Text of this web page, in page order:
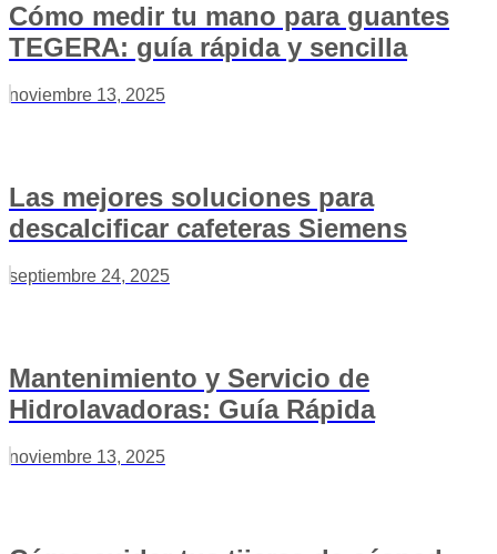
Cómo medir tu mano para guantes
TEGERA: guía rápida y sencilla
noviembre 13, 2025
Las mejores soluciones para
descalcificar cafeteras Siemens
septiembre 24, 2025
Mantenimiento y Servicio de
Hidrolavadoras: Guía Rápida
noviembre 13, 2025